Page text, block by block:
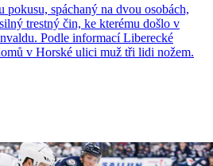
pokusu, spáchaný na dvou osobách,
trestný čin, ke kterému došlo v
Podle informací Liberecké
v Horské ulici muž tři lidi nožem.